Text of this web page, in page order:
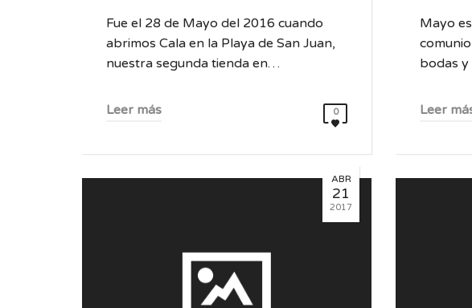
Fue el 28 de Mayo del 2016 cuando
abrimos Cala en la Playa de San Juan,
nuestra segunda tienda en…
Leer más 0
Mayo
bodas
Leer
ABR
21
2017